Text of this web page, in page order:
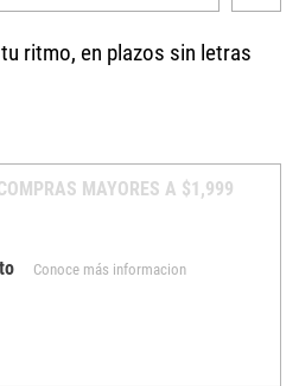
MAYORES A $1,999
Conoce más informacion